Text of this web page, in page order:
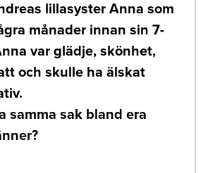
lillasyster Anna som
månader innan sin 7-
var glädje, skönhet,
och skulle ha älskat
samma sak bland era